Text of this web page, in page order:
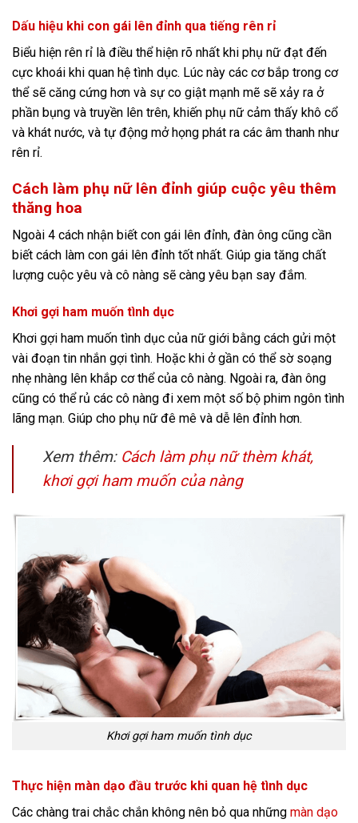
Dấu hiệu khi con gái lên đỉnh qua tiếng rên rỉ
Biểu hiện rên rỉ là điều thể hiện rõ nhất khi phụ nữ đạt đến
cực khoái khi quan hệ tình dục. Lúc này các cơ bắp trong cơ
thể sẽ căng cứng hơn và sự co giật mạnh mẽ sẽ xảy ra ở
phần bụng và truyền lên trên, khiến phụ nữ cảm thấy khô cổ
và khát nước, và tự động mở họng phát ra các âm thanh như
rên rỉ.
Cách làm phụ nữ lên đỉnh giúp cuộc yêu thêm
thăng hoa
Ngoài 4 cách nhận biết con gái lên đỉnh, đàn ông cũng cần
biết cách làm con gái lên đỉnh tốt nhất. Giúp gia tăng chất
lượng cuộc yêu và cô nàng sẽ càng yêu bạn say đắm.
Khơi gợi ham muốn tình dục
Khơi gợi ham muốn tình dục của nữ giới bằng cách gửi một
vài đoạn tin nhắn gợi tình. Hoặc khi ở gần có thể sờ soạng
nhẹ nhàng lên khắp cơ thể của cô nàng. Ngoài ra, đàn ông
cũng có thể rủ các cô nàng đi xem một số bộ phim ngôn tình
lãng mạn. Giúp cho phụ nữ đê mê và dễ lên đỉnh hơn.
Xem thêm: Cách làm phụ nữ thèm khát,
khơi gợi ham muốn của nàng
Khơi gợi ham muốn tình dục
Thực hiện màn dạo đầu trước khi quan hệ tình dục
Các chàng trai chắc chắn không nên bỏ qua những màn dạo